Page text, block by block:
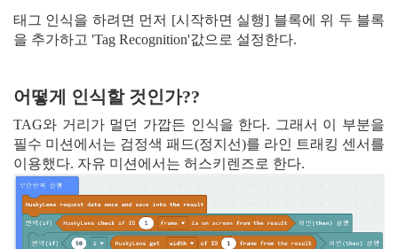
태그 인식을 하려면 먼저 [시작하면 실행] 블록에 위 두 블록
을 추가하고 'Tag Recognition'값으로 설정한다.
어떻게 인식할 것인가??
TAG와 거리가 멀던 가깝든 인식을 한다. 그래서 이 부분을
필수 미션에서는 검정색 패드(정지선)를 라인 트래킹 센서를
이용했다. 자유 미션에서는 허스키렌즈로 한다.